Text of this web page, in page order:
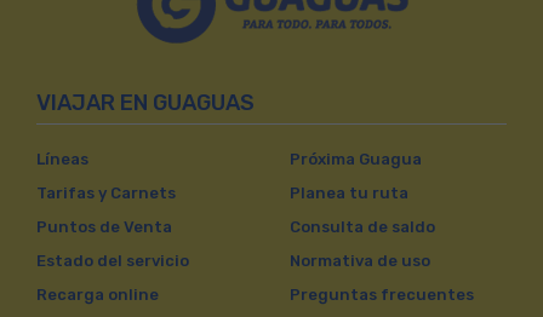
VIAJAR EN GUAGUAS
Líneas
Tarifas y Carnets
Puntos de Venta
Estado del servicio
Recarga online
Próxima Guagua
Planea tu ruta
Consulta de saldo
Normativa de uso
Preguntas frecuentes